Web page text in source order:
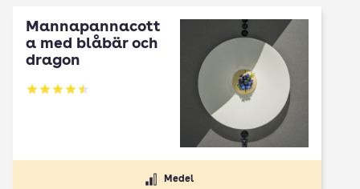
Mannapannacott
a med blåbär och
dragon
Betyg: 4.5 av 5
Medel